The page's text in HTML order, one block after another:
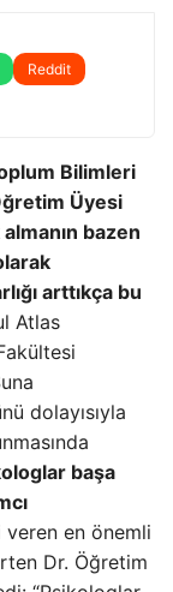
Reddit
Bilimleri
Üyesi
bazen
arttıkça bu
Atlas
dolayısıyla
başa
veren en önemli
Dr. Öğretim